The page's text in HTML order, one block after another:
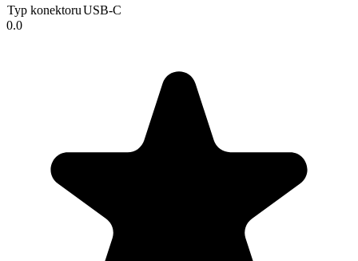
Typ konektoruUSB-C
0.0